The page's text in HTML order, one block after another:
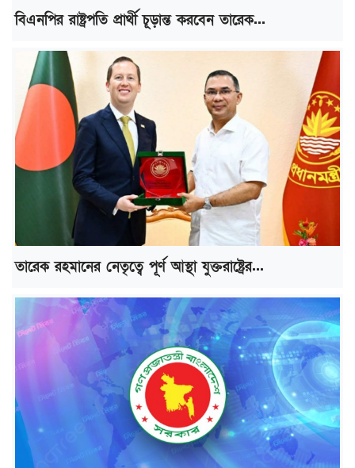
বিএনপির রাষ্ট্রপতি প্রার্থী চূড়ান্ত করবেন তারেক...
তারেক রহমানের নেতৃত্বে পূর্ণ আস্থা যুক্তরাষ্ট্রের...